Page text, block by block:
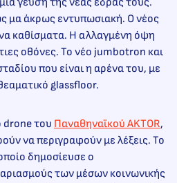
μα άκρως εντυπωσιακή. Ο νέος
καθίσματα. Η αλλαγμένη όψη
οθόνες. Το νέο jumbotron και
που είναι η αρένα του, με
glassfloor.
drone του Παναθηναϊκού AKTOR,
να περιγραφούν με λέξεις. Το
δημοσίευσε ο
των μέσων κοινωνικής